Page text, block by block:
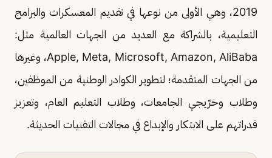
2019، وهي الأولى من نوعها في تقديم المعسكرات والبرامج
التعليمية، بالشراكة مع العديد من الجهات العالمية مثل:
Apple, Meta, Microsoft, Amazon, AliBaba، وغيرها
من الجهات المتقدمة؛ لتطوير الكوادر الوطنية من الموظفين،
وطلاب وخرّيجي الجامعات، وطلاب التعليم العام، وتعزيز
قدراتهم على الابتكار والإبداع في مجالات التقنيات الحديثة.